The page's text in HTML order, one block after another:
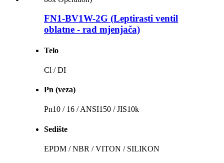
FN1-BV1W-2G (Leptirasti ventil
oblatne - rad mjenjača)
Telo
Cl / DI
Pn (veza)
Pn10 / 16 / ANSI150 / JIS10k
Sedište
EPDM / NBR / VITON / SILIKON